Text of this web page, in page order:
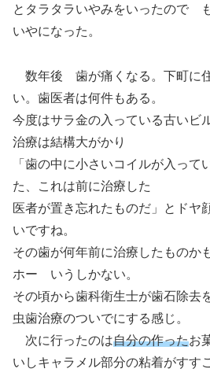
とタラタラいやみをいったので
いやになった。
数年後 歯が痛くなる。下町に
い。歯医者は何件もある。
今度はサラ金の入っている古いビ
治療は結構大がかり
「歯の中に小さいコイルが入って
た、これは前に治療した
医者が置き忘れたものだ」とドヤ
いですね。
その歯が何年前に治療したもの
ホー いうしかない。
その頃から歯科衛生士が歯石除去
虫歯治療のついでにする感じ。
次に行ったのは自分の作ったお
いしキャラメル部分の粘着がすす